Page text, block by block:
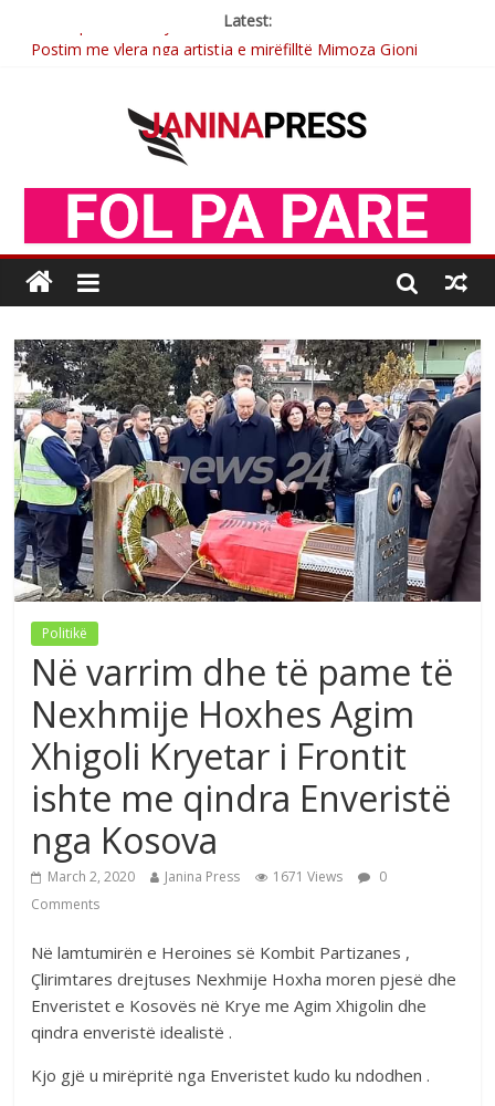
Latest:
Postim me vlera nga artistja e mirëfilltë Mimoza Gjoni
Brahim Çekaj njē veprimtar i respektuar i çeshtjës kombëtare
Sulm , pse të dua ty
Politikë
Në varrim dhe të pame të
Nexhmije Hoxhes Agim
Xhigoli Kryetar i Frontit
ishte me qindra Enveristë
nga Kosova
March 2, 2020 Janina Press 1671 Views
0
Comments
Në lamtumirën e Heroines së Kombit Partizanes ,
Çlirimtares drejtuses Nexhmije Hoxha moren pjesë dhe
Enveristet e Kosovës në Krye me Agim Xhigolin dhe
qindra enveristë idealistë .
Kjo gjë u mirëpritë nga Enveristet kudo ku ndodhen .